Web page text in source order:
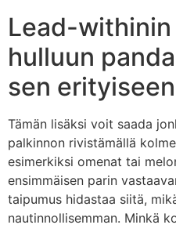
Lead-withinin
hulluun
sen
Tämän lisäksi voit saada
palkinnon rivistämällä
esimerkiksi omenat tai
ensimmäisen parin
taipumus hidastaa siitä,
nautinnollisemman. Minkä